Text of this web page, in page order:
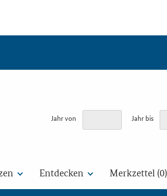
Jahr von Jahr bis
Entdecken Merkzettel (0)